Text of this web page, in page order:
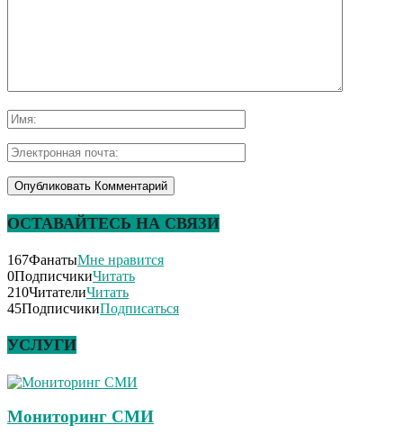
ОСТАВАЙТЕСЬ НА СВЯЗИ
167ФанатыМне нравится
0ПодписчикиЧитать
210ЧитателиЧитать
45ПодписчикиПодписаться
УСЛУГИ
Мониторинг СМИ